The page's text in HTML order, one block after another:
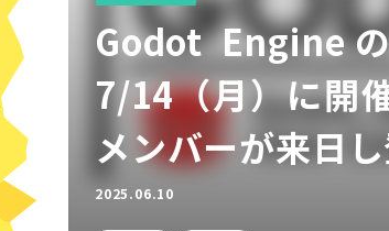
ツール紹介
周辺機器・ハードウェア
Godot Engine
7/14（月）に開
メンバーが来日
2025.06.10